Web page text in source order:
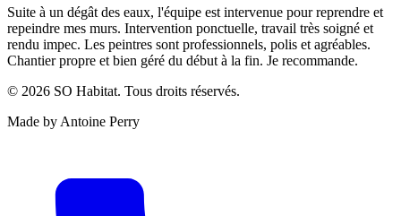
Suite à un dégât des eaux, l'équipe est intervenue pour reprendre et
repeindre mes murs. Intervention ponctuelle, travail très soigné et
rendu impec. Les peintres sont professionnels, polis et agréables.
Chantier propre et bien géré du début à la fin. Je recommande.
© 2026 SO Habitat. Tous droits réservés.
Made by Antoine Perry